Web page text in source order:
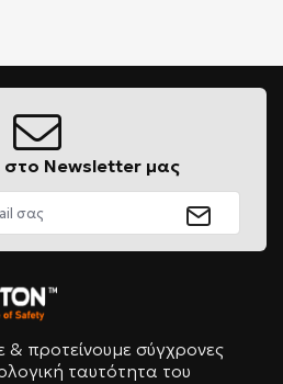
στο Newsletter μας
προτείνουμε σύγχρονες
ταυτότητα του